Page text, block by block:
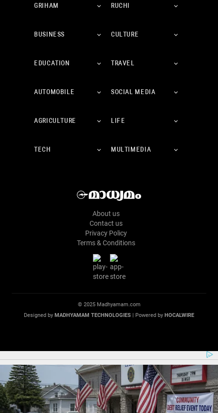
GRIHAM RUCHI
BUSINESS CULTURE
EDUCATION TRAVEL
AUTOMOBILE SOCIAL MEDIA
AGRICULTURE LIFE
TECH MULTIMEDIA
About us
Contact us
Privacy Policy
Terms & Conditions
© 2025 Madhyamam.com
Designed by MADHYAMAM TECHNOLOGIES | Powered by HOCALWIRE